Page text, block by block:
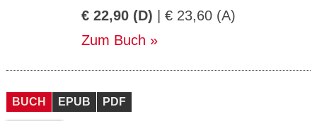
€ 22,90 (D) | € 23,60 (A)
Zum Buch
BUCH EPUB PDF